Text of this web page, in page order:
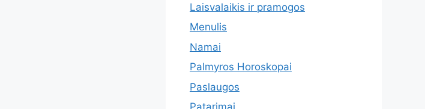
Laisvalaikis ir pramogos
Menulis
Namai
Palmyros Horoskopai
Paslaugos